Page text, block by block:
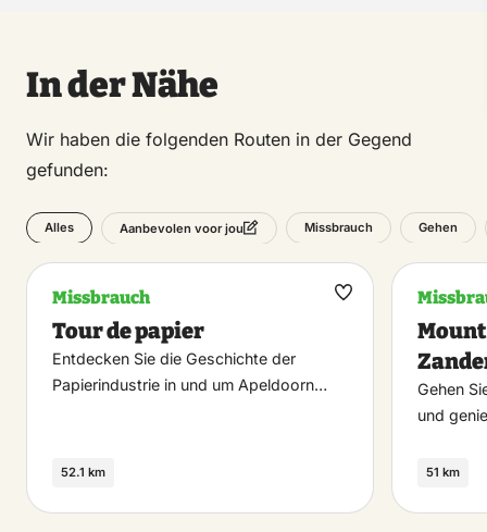
In der Nähe
Wir haben die folgenden Routen in der Gegend
gefunden:
Alles Aanbevolen voor jou Missbrauch Gehen
Missbrauch
Tour de papier
Entdecken Sie die Geschichte der
Papierindustrie in und um Apeldoorn…
52.1 km
Maak
Gehen
und
51 km